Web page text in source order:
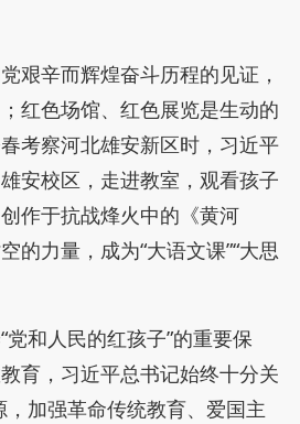
艰辛而辉煌奋斗历程的见证，
红色场馆、红色展览是生动的
考察河北雄安新区时，习近平
安校区，走进教室，观看孩子
作于抗战烽火中的《黄河
的力量，成为“大语文课”“大思
党和人民的红孩子”的重要保
育，习近平总书记始终十分关
，加强革命传统教育、爱国主